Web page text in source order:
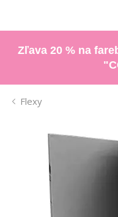
Zľava 20 % na
Flexy